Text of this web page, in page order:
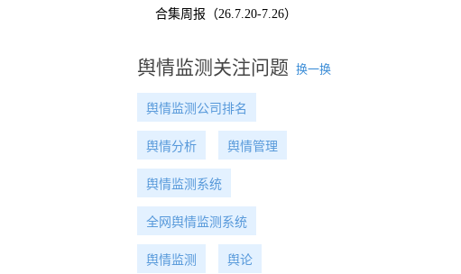
合集周报（26.7.20-7.26）
舆情监测关注问题 换一换
舆情监测公司排名
舆情分析 舆情管理
舆情监测系统
全网舆情监测系统
舆情监测 舆论